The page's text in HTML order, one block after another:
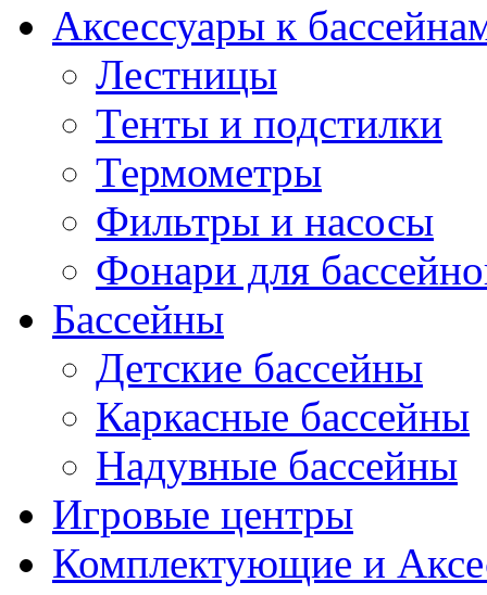
Аксессуары к
Лестницы
Тенты и подстилки
Термометры
Фильтры и насосы
Фонари для
Бассейны
Детские бассейны
Каркасные бассейны
Надувные бассейны
Игровые центры
Комплектующие и